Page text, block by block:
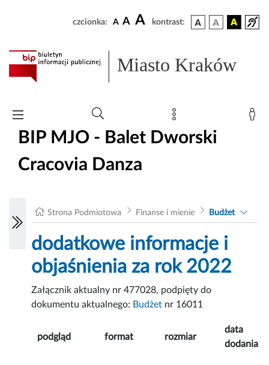
czcionka: A A A kontrast:
Miasto Kraków
BIP MJO - Balet Dworski
Cracovia Danza
Strona Podmiotowa Finanse i mienie Budżet
dodatkowe informacje i
objaśnienia za rok 2022
Załącznik aktualny nr 477028, podpięty do
dokumentu aktualnego: Budżet nr 16011
podgląd format rozmiar
data
dodania